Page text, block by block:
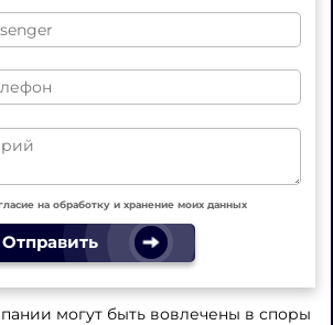
на обработку и хранение моих данных
Отправить
могут быть вовлечены в споры